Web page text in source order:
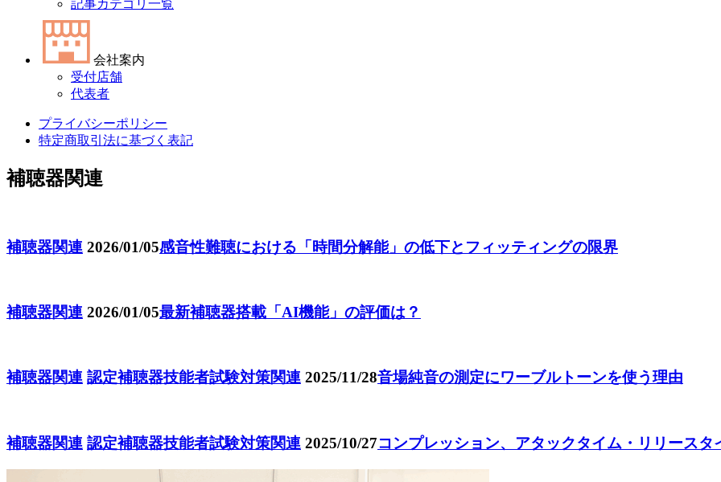
記事カテゴリ一覧
会社案内
受付店舗
代表者
プライバシーポリシー
特定商取引法に基づく表記
補聴器関連
補聴器関連 2026/01/05感音性難聴における「時間分解能」の低下とフィッティングの限界
補聴器関連 2026/01/05最新補聴器搭載「AI機能」の評価は？
補聴器関連 認定補聴器技能者試験対策関連 2025/11/28音場純音の測定にワーブルトーンを使う理由
補聴器関連 認定補聴器技能者試験対策関連 2025/10/27コンプレッション、アタックタイム・リリースタ